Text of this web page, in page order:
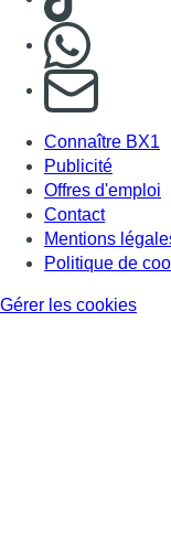
Connaître BX1
Publicité
Offres d'emploi
Contact
Mentions
Politique de
Gérer les cookies